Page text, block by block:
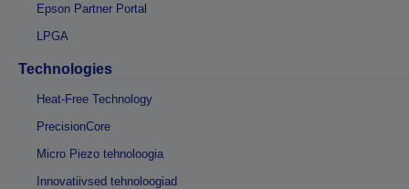
Epson Partner Portal
LPGA
Technologies
Heat-Free Technology
PrecisionCore
Micro Piezo tehnoloogia
Innovatiivsed tehnoloogiad